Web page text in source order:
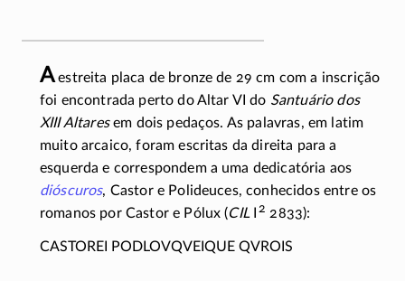
Aestreita placa de bronze de 29 cm com a inscrição
foi encontrada perto do Altar VI do Santuário dos
XIII Altaresem dois pedaços. As palavras, em latim
muito arcaico, foram escritas da direita para a
esquerda e correspondem a uma dedicatória aos
dióscuros, Castor e Polideuces, conhecidos entre os
romanos por Castor e Pólux (CILI 2 2833):
CASTOREI PODLOVQVEIQUE QVROIS